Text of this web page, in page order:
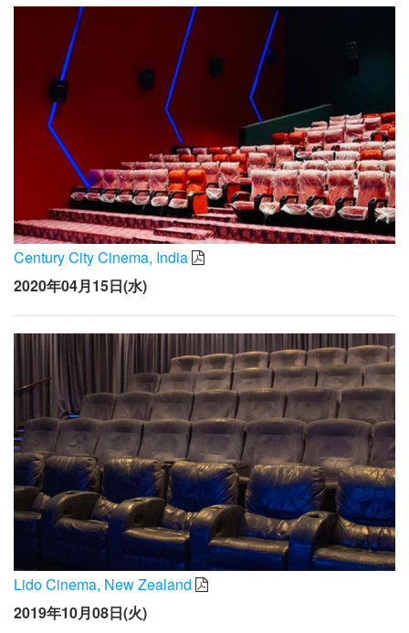
Century City Cinema, India
2020年04月15日(水)
Lido Cinema, New Zealand
2019年10月08日(火)